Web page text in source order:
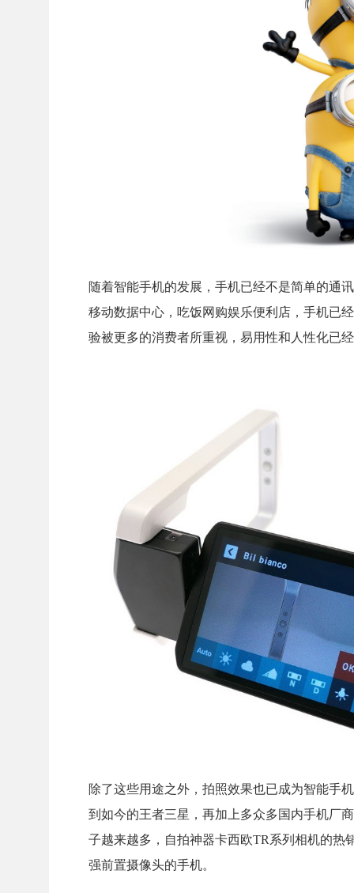
随着智能手机的发展，手机已经不是简单的通
移动数据中心，吃饭网购娱乐便利店，手机已
验被更多的消费者所重视，易用性和人性化已
除了这些用途之外，拍照效果也已成为智能手
到如今的王者三星，再加上多众多国内手机厂
子越来越多，自拍神器卡西欧TR系列相机的热
强前置摄像头的手机。